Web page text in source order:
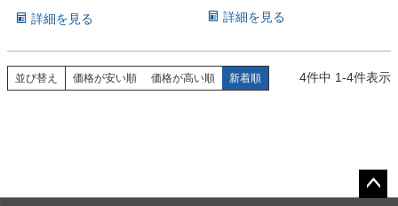
詳細を見る 詳細を見る
並び替え 価格が安い順 価格が高い順 新着順 4件中 1-4件表示